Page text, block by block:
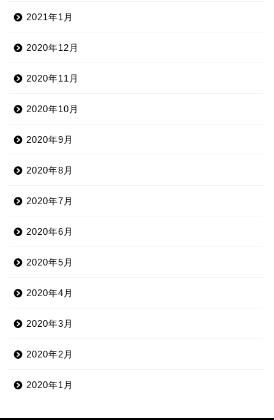
2021年1月
2020年12月
2020年11月
2020年10月
2020年9月
2020年8月
2020年7月
2020年6月
2020年5月
2020年4月
2020年3月
2020年2月
2020年1月